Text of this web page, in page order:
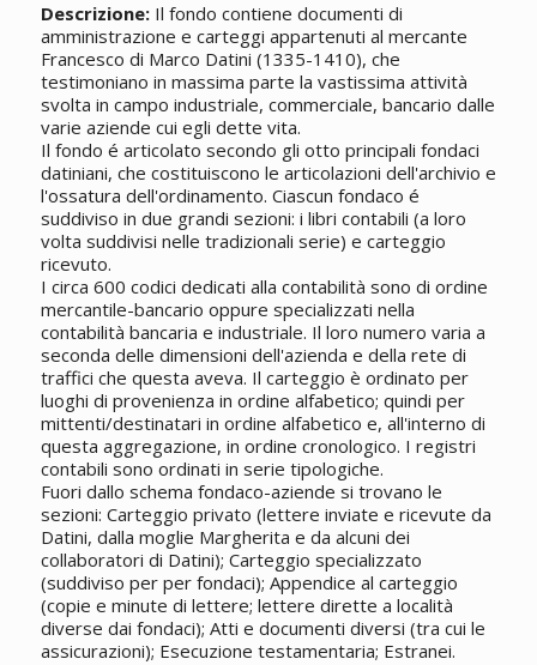
Descrizione:Il fondo contiene documenti di
amministrazione e carteggi appartenuti al mercante
Francesco di Marco Datini (1335-1410), che
testimoniano in massima parte la vastissima attività
svolta in campo industriale, commerciale, bancario dalle
varie aziende cui egli dette vita.
Il fondo é articolato secondo gli otto principali fondaci
datiniani, che costituiscono le articolazioni dell'archivio e
l'ossatura dell'ordinamento. Ciascun fondaco é
suddiviso in due grandi sezioni: i libri contabili (a loro
volta suddivisi nelle tradizionali serie) e carteggio
ricevuto.
I circa 600 codici dedicati alla contabilità sono di ordine
mercantile-bancario oppure specializzati nella
contabilità bancaria e industriale. Il loro numero varia a
seconda delle dimensioni dell'azienda e della rete di
traffici che questa aveva. Il carteggio è ordinato per
luoghi di provenienza in ordine alfabetico; quindi per
mittenti/destinatari in ordine alfabetico e, all'interno di
questa aggregazione, in ordine cronologico. I registri
contabili sono ordinati in serie tipologiche.
Fuori dallo schema fondaco-aziende si trovano le
sezioni: Carteggio privato (lettere inviate e ricevute da
Datini, dalla moglie Margherita e da alcuni dei
collaboratori di Datini); Carteggio specializzato
(suddiviso per per fondaci); Appendice al carteggio
(copie e minute di lettere; lettere dirette a località
diverse dai fondaci); Atti e documenti diversi (tra cui le
assicurazioni); Esecuzione testamentaria; Estranei.